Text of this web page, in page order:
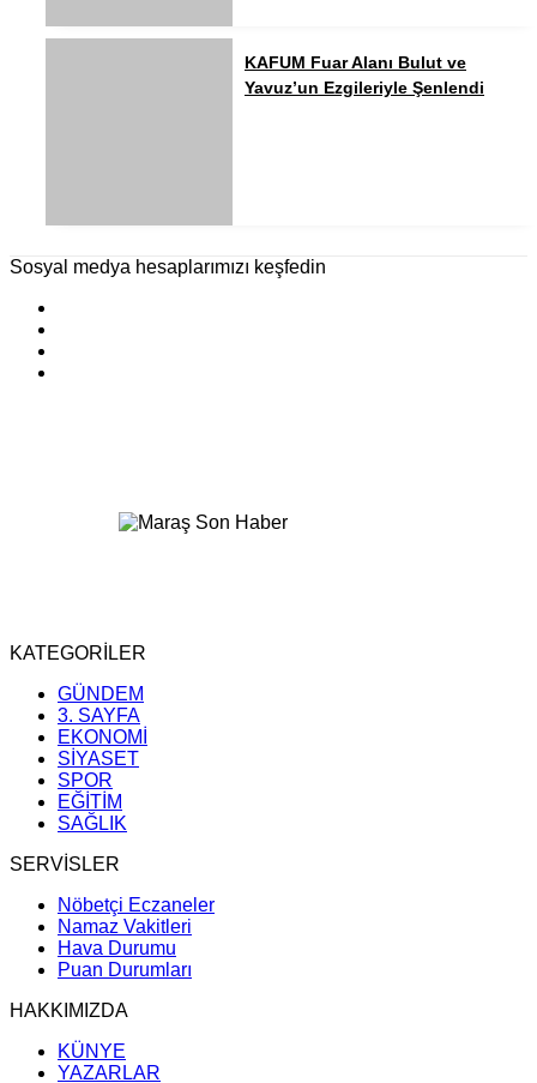
KAFUM Fuar Alanı Bulut ve
Yavuz’un Ezgileriyle Şenlendi
Sosyal medya hesaplarımızı keşfedin
KATEGORİLER
GÜNDEM
3. SAYFA
EKONOMİ
SİYASET
SPOR
EĞİTİM
SAĞLIK
SERVİSLER
Nöbetçi Eczaneler
Namaz Vakitleri
Hava Durumu
Puan Durumları
HAKKIMIZDA
KÜNYE
YAZARLAR